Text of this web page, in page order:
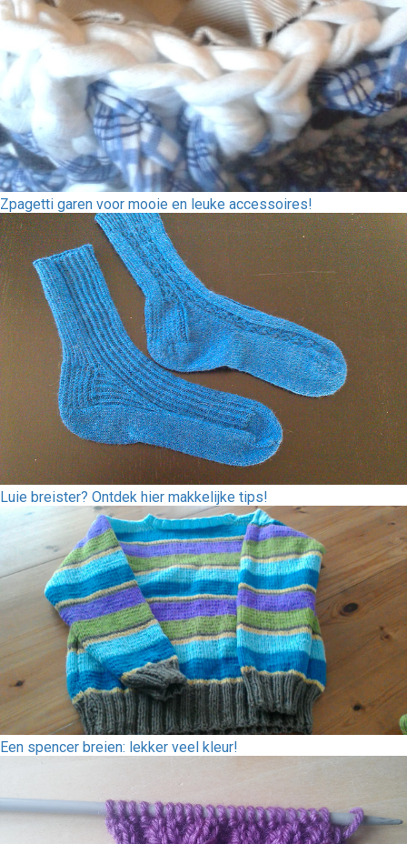
Zpagetti garen voor mooie en leuke accessoires!
Luie breister? Ontdek hier makkelijke tips!
Een spencer breien: lekker veel kleur!